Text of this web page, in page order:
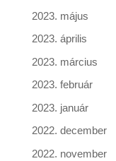
2023. május
2023. április
2023. március
2023. február
2023. január
2022. december
2022. november